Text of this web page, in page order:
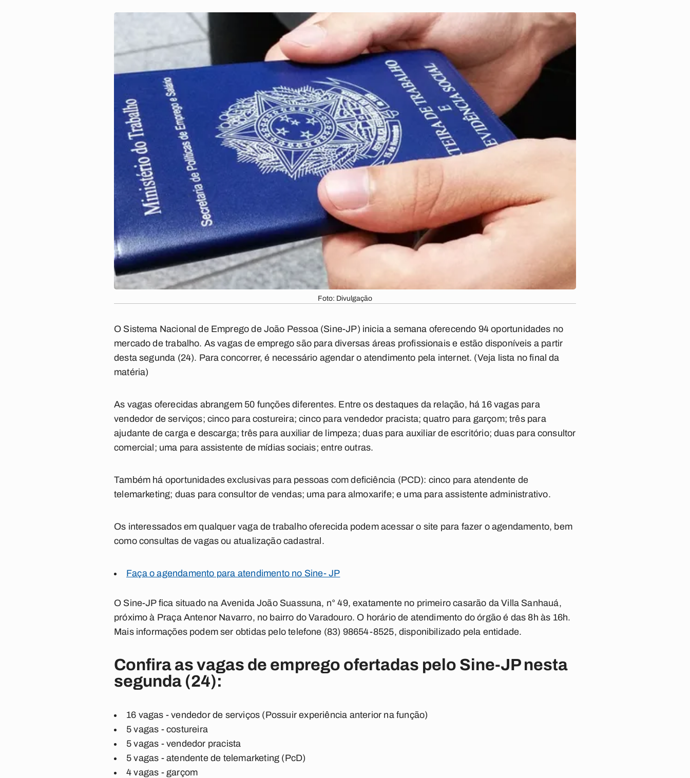
Foto: Divulgação
O Sistema Nacional de Emprego de João Pessoa (Sine-JP) inicia a semana oferecendo 94 oportunidades no
mercado de trabalho. As vagas de emprego são para diversas áreas profissionais e estão disponíveis a partir
desta segunda (24). Para concorrer, é necessário agendar o atendimento pela internet. (Veja lista no final da
matéria)
As vagas oferecidas abrangem 50 funções diferentes. Entre os destaques da relação, há 16 vagas para
vendedor de serviços; cinco para costureira; cinco para vendedor pracista; quatro para garçom; três para
ajudante de carga e descarga; três para auxiliar de limpeza; duas para auxiliar de escritório; duas para consultor
comercial; uma para assistente de mídias sociais; entre outras.
Também há oportunidades exclusivas para pessoas com deficiência (PCD): cinco para atendente de
telemarketing; duas para consultor de vendas; uma para almoxarife; e uma para assistente administrativo.
Os interessados em qualquer vaga de trabalho oferecida podem acessar o site para fazer o agendamento, bem
como consultas de vagas ou atualização cadastral.
Faça o agendamento para atendimento no Sine- JP
O Sine-JP fica situado na Avenida João Suassuna, n° 49, exatamente no primeiro casarão da Villa Sanhauá,
próximo à Praça Antenor Navarro, no bairro do Varadouro. O horário de atendimento do órgão é das 8h às 16h.
Mais informações podem ser obtidas pelo telefone (83) 98654-8525, disponibilizado pela entidade.
Confira as vagas de emprego ofertadas pelo Sine-JP nesta
segunda (24):
16 vagas - vendedor de serviços (Possuir experiência anterior na função)
5 vagas - costureira
5 vagas - vendedor pracista
5 vagas - atendente de telemarketing (PcD)
4 vagas - garçom